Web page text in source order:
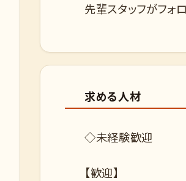
先輩スタッフがフォ
求める人材
◇未経験歓迎
【歓迎】